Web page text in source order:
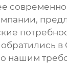
нашим